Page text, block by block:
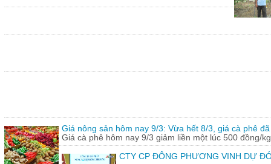
Giá nông sản hôm nay 9/3: Vừa hết 8/3, giá cà phê
Giá cà phê hôm nay 9/3 giảm liền một lúc 500 đồng/
CTY CP ĐÔNG PHƯƠNG VINH DỰ